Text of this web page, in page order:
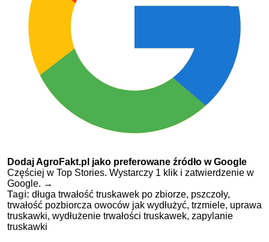
Dodaj AgroFakt.pl jako preferowane źródło w Google
Częściej w Top Stories. Wystarczy 1 klik i zatwierdzenie w
Google. →
Tagi: długa trwałość truskawek po zbiorze, pszczoły,
trwałość pozbiorcza owoców jak wydłużyć, trzmiele, uprawa
truskawki, wydłużenie trwałości truskawek, zapylanie
truskawki